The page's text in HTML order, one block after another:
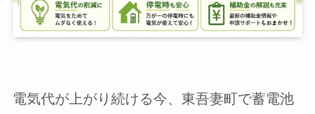
電気代が上がり続ける今、東吾妻町で蓄電池